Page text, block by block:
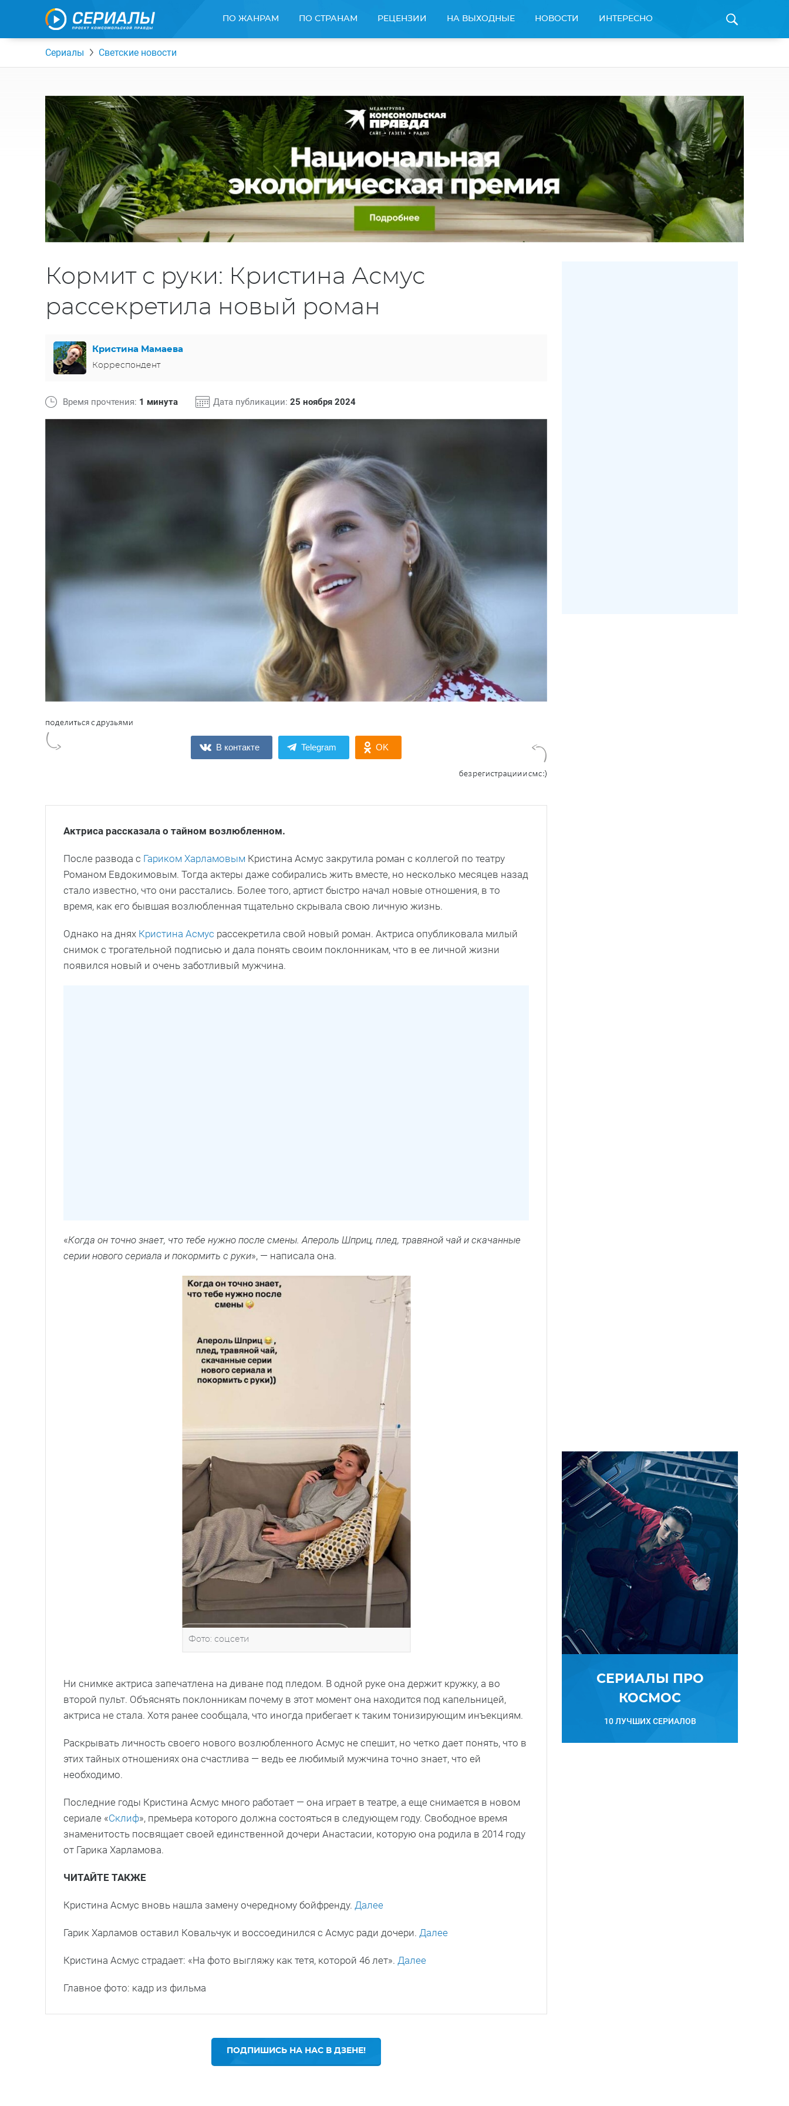
ПО ЖАНРАМ ПО СТРАНАМ РЕЦЕНЗИИ НА ВЫХОДНЫЕ НОВОСТИ ИНТЕРЕСНО
Сериалы Светские новости
Кормит с руки: Кристина Асмус
рассекретила новый роман
Кристина Мамаева
Корреспондент
Время прочтения: 1 минута Дата публикации: 25 ноября 2024
В контакте Telegram OK
Актриса рассказала о тайном возлюбленном.
После развода с Гариком Харламовым Кристина Асмус закрутила роман с коллегой по театру
Романом Евдокимовым. Тогда актеры даже собирались жить вместе, но несколько месяцев назад
стало известно, что они расстались. Более того, артист быстро начал новые отношения, в то
время, как его бывшая возлюбленная тщательно скрывала свою личную жизнь.
Однако на днях Кристина Асмус рассекретила свой новый роман. Актриса опубликовала милый
снимок с трогательной подписью и дала понять своим поклонникам, что в ее личной жизни
появился новый и очень заботливый мужчина.
«Когда он точно знает, что тебе нужно после смены. Апероль Шприц, плед, травяной чай и скачанные
серии нового сериала и покормить с руки», — написала она.
Фото: соцсети
Ни снимке актриса запечатлена на диване под пледом. В одной руке она держит кружку, а во
второй пульт. Объяснять поклонникам почему в этот момент она находится под капельницей,
актриса не стала. Хотя ранее сообщала, что иногда прибегает к таким тонизирующим инъекциям.
Раскрывать личность своего нового возлюбленного Асмус не спешит, но четко дает понять, что в
этих тайных отношениях она счастлива — ведь ее любимый мужчина точно знает, что ей
необходимо.
Последние годы Кристина Асмус много работает — она играет в театре, а еще снимается в новом
сериале «Склиф», премьера которого должна состояться в следующем году. Свободное время
знаменитость посвящает своей единственной дочери Анастасии, которую она родила в 2014 году
от Гарика Харламова.
ЧИТАЙТЕ ТАКЖЕ
Кристина Асмус вновь нашла замену очередному бойфренду. Далее
Гарик Харламов оставил Ковальчук и воссоединился с Асмус ради дочери. Далее
Кристина Асмус страдает: «На фото выгляжу как тетя, которой 46 лет». Далее
Главное фото: кадр из фильма
ПОДПИШИСЬ НА НАС В ДЗЕНЕ!
СЕРИАЛЫ ПРО
КОСМОС
10 ЛУЧШИХ СЕРИАЛОВ